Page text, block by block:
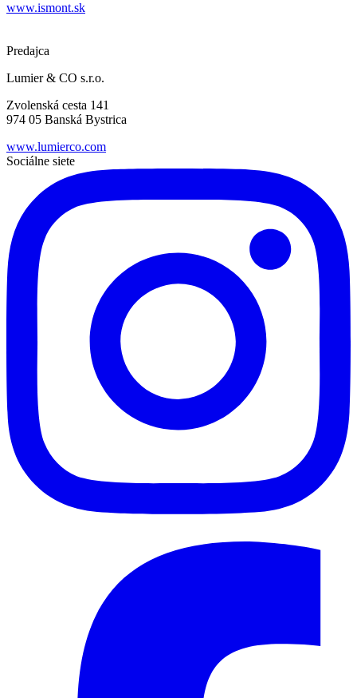
www.ismont.sk
Predajca
Lumier & CO s.r.o.
Zvolenská cesta 141
974 05 Banská Bystrica
www.lumierco.com
Sociálne siete